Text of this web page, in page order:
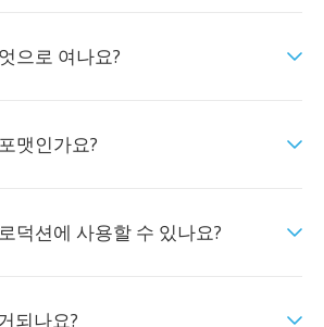
으로 여나요?
맷인가요?
덕션에 사용할 수 있나요?
되나요?